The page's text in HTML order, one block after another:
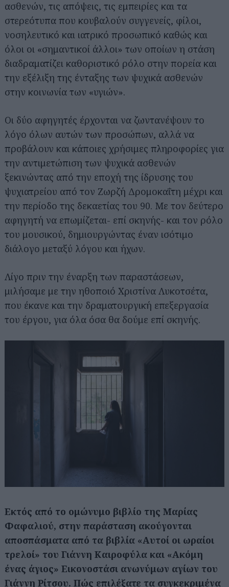
ασθενών, τις απόψεις, τις εμπειρίες και τα
στερεότυπα που κουβαλούν συγγενείς, φίλοι,
νοσηλευτικό και ιατρικό προσωπικό καθώς και
όλοι οι «σημαντικοί άλλοι» των οποίων η στάση
διαδραματίζει καθοριστικό ρόλο στην πορεία και
την εξέλιξη της ένταξης των ψυχικά ασθενών
στην κοινωνία των «υγιών».
Οι δύο αφηγητές έρχονται να ζωντανέψουν το
λόγο όλων αυτών των προσώπων, αλλά να
προβάλουν και κάποιες χρήσιμες πληροφορίες για
την αντιμετώπιση των ψυχικά ασθενών
ξεκινώντας από την εποχή της ίδρυσης του
ψυχιατρείου από τον Ζωρζή Δρομοκαΐτη μέχρι και
την περίοδο της δεκαετίας του 90. Με τον δεύτερο
αφηγητή να επωμίζεται- επί σκηνής- και τον ρόλο
του μουσικού, δημιουργώντας έναν ισότιμο
διάλογο μεταξύ λόγου και ήχων.
Λίγο πριν την έναρξη των παραστάσεων,
μιλήσαμε με την ηθοποιό Χριστίνα Λυκοτσέτα,
που έκανε και την δραματουργική επεξεργασία
του έργου, για όλα όσα θα δούμε επί σκηνής.
Εκτός από το ομώνυμο βιβλίο της Μαρίας
Φαφαλιού, στην παράσταση ακούγονται
αποσπάσματα από τα βιβλία «Αυτοί οι ωραίοι
τρελοί» του Γιάννη Καιροφύλα και «Ακόμη
ένας άγιος» Εικονοστάσι ανωνύμων αγίων του
Γιάννη Ρίτσου. Πώς επιλέξατε τα συγκεκριμένα